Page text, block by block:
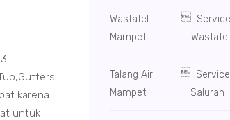
karena
untuk
Wastafel
Mampet

Wastafel
Talang Air
Mampet
Service
Saluran